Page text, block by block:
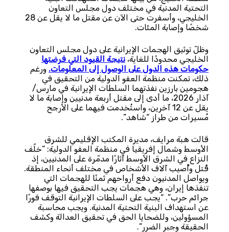
التحتية المدنية في مختلف دول مجلس التعاون
الخليجي، وأسفرت حتى الآن عن مقتل ما لا يقل عن 28
شخصًا وإصابة المئات.
وظلّ توثيق الهجمات الإيرانية على دول مجلس التعاون
الخليجي محدودًا للغاية، نتيجة القيود التي فرضتها
حكومات هذه الدول على الوصول إلى المعلومات. ورغم
ذلك، تمكنت منظمة العفو الدولية من التحقيق في
هجومين بارزين نفذتهما السلطات الإيرانية في مارس/
آذار 2026، ما أدى إلى مقتل أربعة مدنيين وإصابة ما لا
يقل عن 12 آخرين، واستُخدمت فيهما على الأرجح
مُسيرات من طراز “شاهد”.
قالت هبة مرايف، مديرة المكتب الإقليمي للشرق
الأوسط وشمال إفريقيا في منظمة العفو الدولية: “خلّف
النزاع في الشرق الأوسط آثارًا مدمّرة على المدنيين، إذ
قُتل وأُصيب آلاف الأشخاص في مختلف أنحاء المنطقة.
ويواصل المدنيون دفع أرواحهم ثمنًا للهجمات التي
تنفذها إيران، وهي هجمات يجب التحقيق فيها بوصفها
جرائم حرب”. “يجب على السلطات الإيرانية التوقف فورًا
عن استهداف البنية التحتية المدنية. ويجب محاسبة
المسؤولين، وللضحايا الحق في تحقيق العدالة وكشف
الحقيقة وجبر الضرر”.